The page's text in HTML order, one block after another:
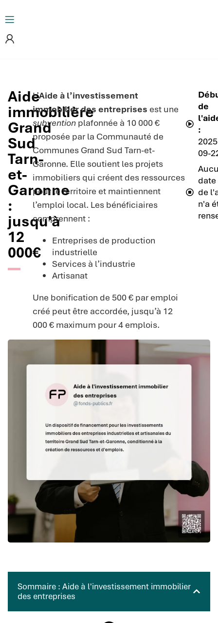
Aide
immobilière
Grand
Sud
Tarn-
et-
Garonne
:
jusqu'à
12
000€
L’Aide à l’investissement
immobilier des entreprises est une
subvention plafonnée à 10 000 €
proposée par la Communauté de
Communes Grand Sud Tarn-et-
Garonne. Elle soutient les projets
immobiliers qui créent des ressources
pour le territoire et maintiennent
l’emploi local. Les bénéficiaires
comprennent :
Entreprises de production
industrielle
Services à l’industrie
Artisanat
Une bonification de 500 € par emploi
créé peut être accordée, jusqu’à 12
000 € maximum pour 4 emplois.
de
:
09-
date
de
n'a
Sommaire : Aide à l'investissement immobilier
des entreprises